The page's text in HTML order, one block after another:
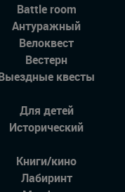
Battle room
Антуражный
Велоквест
Вестерн
квесты
Для детей
Исторический
Книги/кино
Лабиринт